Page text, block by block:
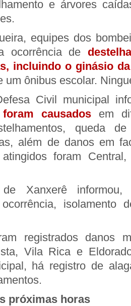
e árvores
equipes dos
ocorrência de
incluindo o ginásio
um ônibus escolar.
Civil municipal
causados em
queda
além de danos em
foram
Xanxerê informou,
isolamento
registrados danos
Vila Rica e
há registro de
próximas horas